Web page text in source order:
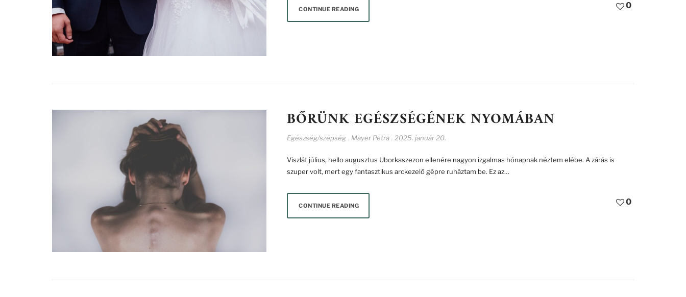
CONTINUE READING 0
BŐRÜNK EGÉSZSÉGÉNEK NYOMÁBAN
Egészség/szépség - Mayer Petra - 2025. január 20.
Viszlát július, hello augusztus Uborkaszezon ellenére nagyon izgalmas hónapnak néztem elébe. A zárás is
szuper volt, mert egy fantasztikus arckezelő gépre ruháztam be. Ez az…
CONTINUE READING 0